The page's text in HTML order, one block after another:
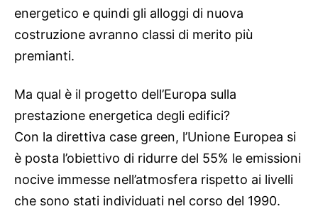
energetico e quindi gli alloggi di nuova
costruzione avranno classi di merito più
premianti.
Ma qual è il progetto dell’Europa sulla
prestazione energetica degli edifici?
Con la direttiva case green, l’Unione Europea si
è posta l’obiettivo di ridurre del 55% le emissioni
nocive immesse nell’atmosfera rispetto ai livelli
che sono stati individuati nel corso del 1990.